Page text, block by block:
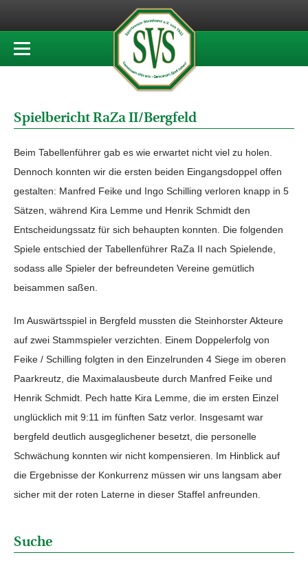
Spielbericht RaZa II/Bergfeld
Beim Tabellenführer gab es wie erwartet nicht viel zu holen.
Dennoch konnten wir die ersten beiden Eingangsdoppel offen
gestalten: Manfred Feike und Ingo Schilling verloren knapp in 5
Sätzen, während Kira Lemme und Henrik Schmidt den
Entscheidungssatz für sich behaupten konnten. Die folgenden
Spiele entschied der Tabellenführer RaZa II nach Spielende,
sodass alle Spieler der befreundeten Vereine gemütlich
beisammen saßen.
Im Auswärtsspiel in Bergfeld mussten die Steinhorster Akteure
auf zwei Stammspieler verzichten. Einem Doppelerfolg von
Feike / Schilling folgten in den Einzelrunden 4 Siege im oberen
Paarkreutz, die Maximalausbeute durch Manfred Feike und
Henrik Schmidt. Pech hatte Kira Lemme, die im ersten Einzel
unglücklich mit 9:11 im fünften Satz verlor. Insgesamt war
bergfeld deutlich ausgeglichener besetzt, die personelle
Schwächung konnten wir nicht kompensieren. Im Hinblick auf
die Ergebnisse der Konkurrenz müssen wir uns langsam aber
sicher mit der roten Laterne in dieser Staffel anfreunden.
Suche